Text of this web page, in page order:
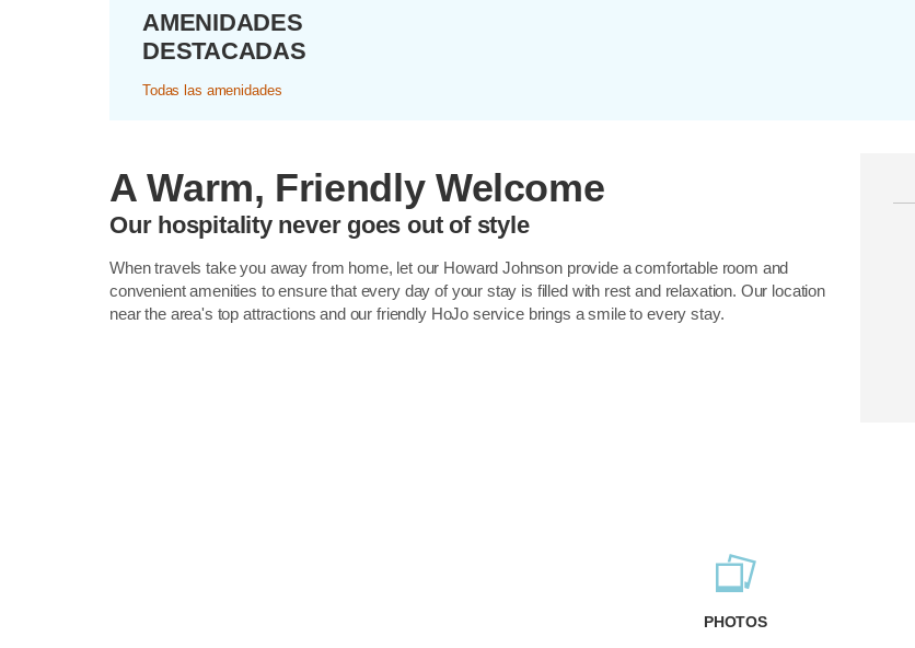
AMENIDADES
DESTACADAS
Todas las amenidades
A Warm, Friendly Welcome
Our hospitality never goes out of style
When travels take you away from home, let our Howard Johnson provide a comfortable room and
convenient amenities to ensure that every day of your stay is filled with rest and relaxation. Our location
near the area's top attractions and our friendly HoJo service brings a smile to every stay.
PHOTOS